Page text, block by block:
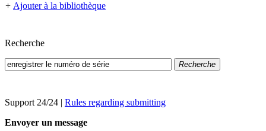
+ Ajouter à la bibliothèque
Recherche
Recherche
Support 24/24 | Rules regarding submitting
Envoyer un message